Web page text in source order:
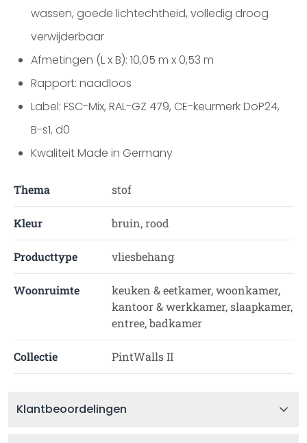
wassen, goede lichtechtheid, volledig droog
verwijderbaar
Afmetingen (L x B): 10,05 m x 0,53 m
Rapport: naadloos
Label: FSC-Mix, RAL-GZ 479, CE-keurmerk DoP24,
B-s1, d0
Kwaliteit Made in Germany
Thema stof
Kleur bruin, rood
Producttype vliesbehang
Woonruimte
keuken & eetkamer, woonkamer,
kantoor & werkkamer, slaapkamer,
entree, badkamer
Collectie PintWalls II
Klantbeoordelingen